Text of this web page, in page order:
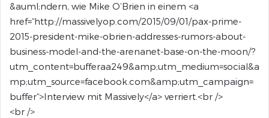
&auml;ndern, wie Mike O’Brien in einem <a
href=“http://massivelyop.com/2015/09/01/pax-prime-
2015-president-mike-obrien-addresses-rumors-about-
business-model-and-the-arenanet-base-on-the-moon/?
utm_content=bufferaa249&amp;utm_medium=social&a
mp;utm_source=facebook.com&amp;utm_campaign=
buffer“>Interview mit Massively</a> verriert.<br />
<br />